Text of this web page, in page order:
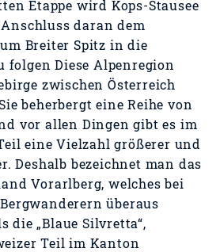
Etappe wird Kops-Stausee
daran dem
Breiter Spitz in die
Diese Alpenregion
zwischen Österreich
beherbergt eine Reihe von
vor allen Dingen gibt es im
eine Vielzahl größerer und
Deshalb bezeichnet man das
Vorarlberg, welches bei
überaus
die „Blaue Silvretta“,
Teil im Kanton